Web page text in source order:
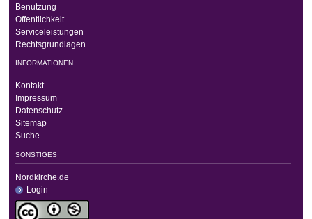
Benutzung
Öffentlichkeit
Serviceleistungen
Rechtsgrundlagen
INFORMATIONEN
Kontakt
Impressum
Datenschutz
Sitemap
Suche
SONSTIGES
Nordkirche.de
Login